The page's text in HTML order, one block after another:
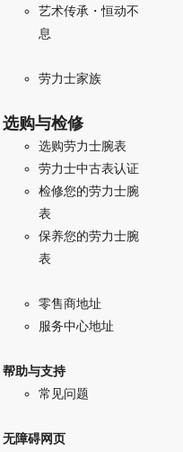
艺术传承・恒动不
息
劳力士家族
选购与检修
选购劳力士腕表
劳力士中古表认证
检修您的劳力士腕
表
保养您的劳力士腕
表
零售商地址
服务中心地址
帮助与支持
常见问题
无障碍网页